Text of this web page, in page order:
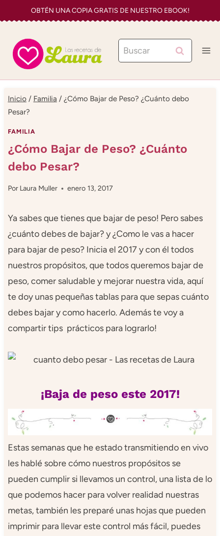
al
contenido
OBTÉN UNA COPIA GRATIS DE NUESTRO EBOOK!
Buscar:
Inicio / Familia / ¿Cómo Bajar de Peso? ¿Cuánto debo
Pesar?
FAMILIA
¿Cómo Bajar de Peso? ¿Cuánto
debo Pesar?
Por Laura Muller enero 13, 2017
Ya sabes que tienes que bajar de peso! Pero sabes
¿cuánto debes de bajar? y ¿Como le vas a hacer
para bajar de peso? Inicia el 2017 y con él todos
nuestros propósitos, que todos queremos bajar de
peso, comer saludable y mejorar nuestra vida, aquí
te doy unas pequeñas tablas para que sepas cuánto
debes bajar y como hacerlo. Además te voy a
compartir tips prácticos para lograrlo!
¡Baja de peso este 2017!
Estas semanas que he estado transmitiendo en vivo
les hablé sobre cómo nuestros propósitos se
pueden cumplir si llevamos un control, una lista de lo
que podemos hacer para volver realidad nuestras
metas, también les preparé unas hojas que pueden
imprimir para llevar este control más fácil, puedes